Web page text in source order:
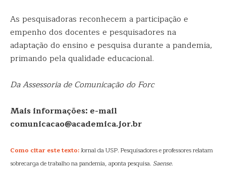
As pesquisadoras reconhecem a participação e
empenho dos docentes e pesquisadores na
adaptação do ensino e pesquisa durante a pandemia,
primando pela qualidade educacional.
Da Assessoria de Comunicação do Forc
Mais informações: e-mail
comunicacao@academica.jor.br
Como citar este texto:Jornal da USP. Pesquisadores e professores relatam
sobrecarga de trabalho na pandemia, aponta pesquisa. Saense.